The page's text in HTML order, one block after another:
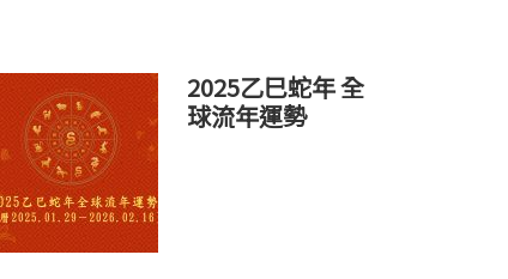
2025乙巳蛇年 全
球流年運勢